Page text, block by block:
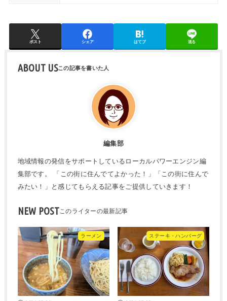
ポスト シェア はてブ 送る
ABOUT US
編集部
地域情報の発信をサポートしているローカルパワーエンジン編
集部です。 「この街に住んでてよかった！」「この街に住んで
みたい！」と感じてもらえる記事をご提供していきます！
NEW POST
ラーメン ステーキ・ハンバーグ